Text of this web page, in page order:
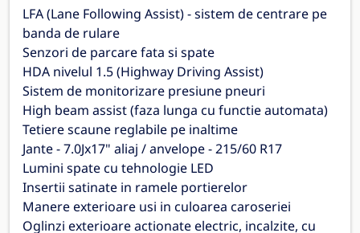
LFA (Lane Following Assist) - sistem de centrare pe
banda de rulare
Senzori de parcare fata si spate
HDA nivelul 1.5 (Highway Driving Assist)
Sistem de monitorizare presiune pneuri
High beam assist (faza lunga cu functie automata)
Tetiere scaune reglabile pe inaltime
Jante - 7.0Jx17" aliaj / anvelope - 215/60 R17
Lumini spate cu tehnologie LED
Insertii satinate in ramele portierelor
Manere exterioare usi in culoarea caroseriei
Oglinzi exterioare actionate electric, incalzite, cu